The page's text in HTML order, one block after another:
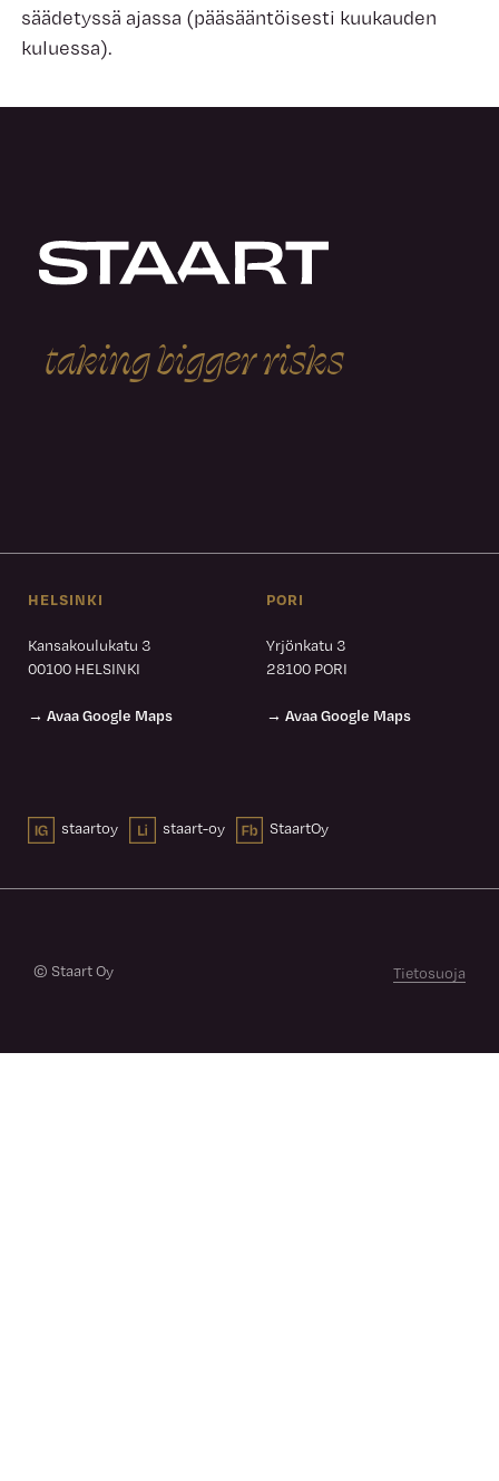
säädetyssä ajassa (pääsääntöisesti kuukauden
kuluessa).
takingbiggerrisks
HELSINKI
Kansakoulukatu 3
00100 HELSINKI
→ Avaa Google Maps
PORI
Yrjönkatu 3
28100 PORI
→ Avaa Google Maps
staartoy staart-oy StaartOy
© Staart Oy Tietosuoja